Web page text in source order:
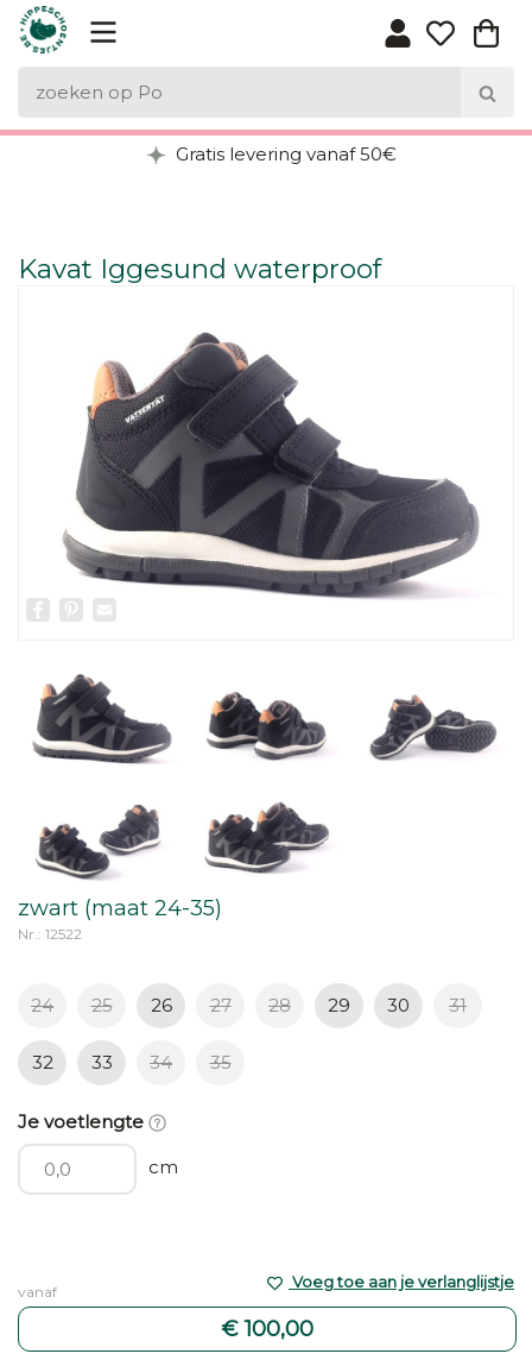
Gratis levering vanaf 50€
Kavat Iggesund waterproof
Facebook
Pinterest
zwart (maat 24-35)
Nr.: 12522
24 25 26 27 28 29 30 31
32 33 34 35
Je voetlengte
cm
vanaf
€ 100,00
Voeg toe aan je verlanglijstje